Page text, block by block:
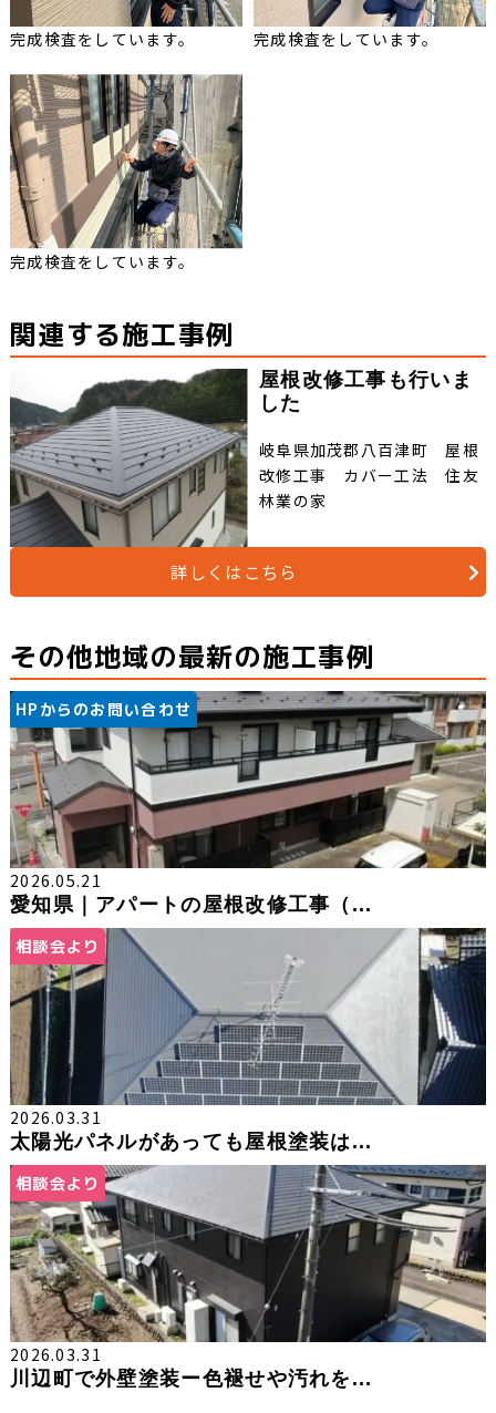
完成検査をしています。 完成検査をしています。
完成検査をしています。
関連する施工事例
屋根改修工事も行いま
した
岐阜県加茂郡八百津町 屋根
改修工事 カバー工法 住友
林業の家
詳しくはこちら
その他地域の最新の施工事例
HPからのお問い合わせ
2026.05.21
愛知県｜アパートの屋根改修工事（...
相談会より
2026.03.31
太陽光パネルがあっても屋根塗装は...
相談会より
2026.03.31
川辺町で外壁塗装ー色褪せや汚れを...